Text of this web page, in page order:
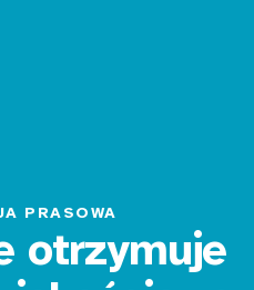
PRASOWA
otrzymuje